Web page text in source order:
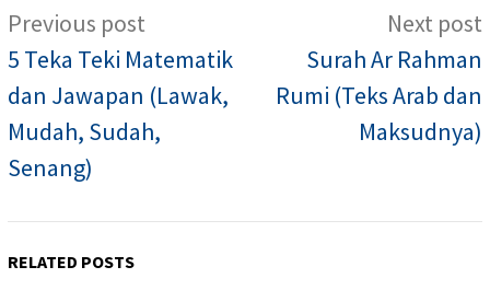
Post
navigation
Previous post
5 Teka Teki Matematik
dan Jawapan (Lawak,
Mudah, Sudah,
Senang)
Next post
Surah Ar Rahman
Rumi (Teks Arab dan
Maksudnya)
RELATED POSTS